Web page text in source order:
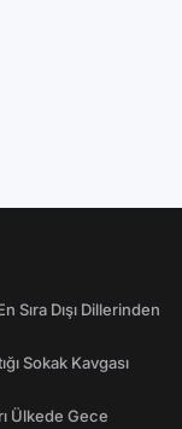
Sıra Dışı Dillerinden
Sokak Kavgası
Ülkede Gece